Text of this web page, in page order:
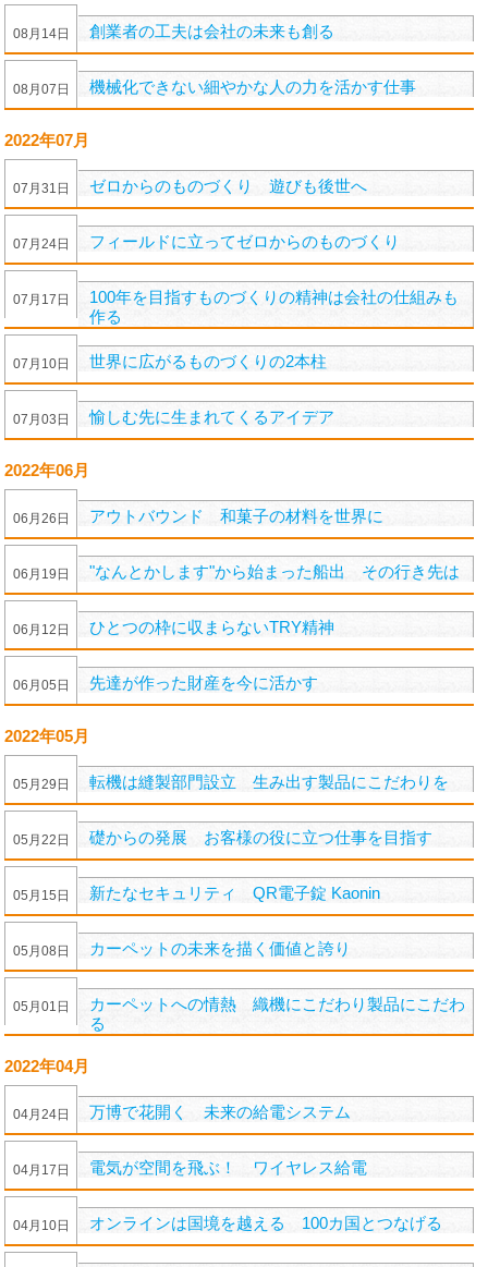
08 月 14日 創業者の工夫は会社の未来も創る
08 月 07 日 機械化できない細やかな人の力を活かす仕事
2022年07月
07 月 31 日 ゼロからのものづくり 遊びも後世へ
07 月 24日 フィールドに立ってゼロからのものづくり
07 月 17 日
100年を目指すものづくりの精神は会社の仕組みも
作る
07 月 10日 世界に広がるものづくりの2本柱
07 月 03 日 愉しむ先に生まれてくるアイデア
2022年06月
06 月 26 日 アウトバウンド 和菓子の材料を世界に
06 月 19 日 "なんとかします"から始まった船出 その行き先は
06 月 12 日 ひとつの枠に収まらないTRY精神
06 月 05 日 先達が作った財産を今に活かす
2022年05月
05 月 29 日 転機は縫製部門設立 生み出す製品にこだわりを
05 月 22 日 礎からの発展 お客様の役に立つ仕事を目指す
05 月 15 日 新たなセキュリティ QR電子錠 Kaonin
05 月 08 日 カーペットの未来を描く価値と誇り
05 月 01 日
カーペットへの情熱 織機にこだわり製品にこだわ
る
2022年04月
04月 24日 万博で花開く 未来の給電システム
04月 17 日 電気が空間を飛ぶ！ ワイヤレス給電
04月 10日 オンラインは国境を越える 100カ国とつなげる